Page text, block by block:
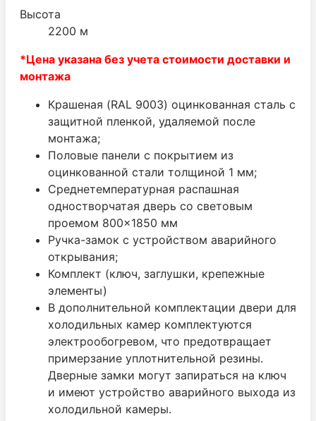
Высота
2200 м
*Цена указана без учета стоимости доставки и
монтажа
Крашеная (RAL 9003) оцинкованная сталь с
защитной пленкой, удаляемой после
монтажа;
Половые панели с покрытием из
оцинкованной стали толщиной 1 мм;
Среднетемпературная распашная
одностворчатая дверь со световым
проемом 800×1850 мм
Ручка-замок с устройством аварийного
открывания;
Комплект (ключ, заглушки, крепежные
элементы)
В дополнительной комплектации двери для
холодильных камер комплектуются
электрообогревом, что предотвращает
примерзание уплотнительной резины.
Дверные замки могут запираться на ключ
и имеют устройство аварийного выхода из
холодильной камеры.